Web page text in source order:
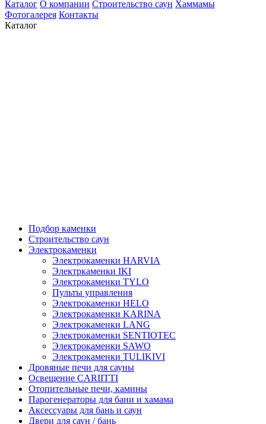
Каталог О компании Строительство саун Хаммамы
Фотогалерея Контакты
Каталог
Подбор каменки
Строительство саун
Электрокаменки
Электрокаменки HARVIA
Электркаменки IKI
Электрокаменки TYLO
Пульты управления
Электрокаменки HELO
Электрокаменки KARINA
Электрокаменки LANG
Электрокаменки SENTIOTEC
Электрокаменки SAWO
Электрокаменки TULIKIVI
Дровяные печи для сауны
Освещение CARIITTI
Отопительные печи, камины
Парогенераторы для бани и хамама
Аксессуары для бань и саун
Двери для саун / бань